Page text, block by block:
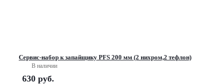
Сервис-набор к запайщику PFS 200 мм (2 нихром,2 тефлон)
В наличии
630 руб.